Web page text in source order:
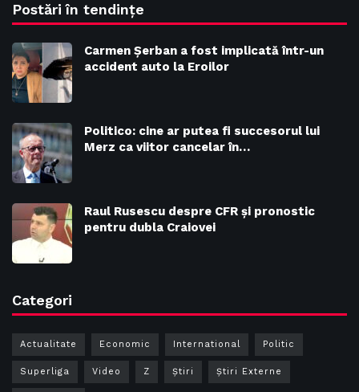
Postări în tendințe
Carmen Șerban a fost implicată într-un
accident auto la Eroilor
Politico: cine ar putea fi succesorul lui
Merz ca viitor cancelar în…
Raul Rusescu despre CFR și pronostic
pentru dubla Craiovei
Categori
Actualitate Economic International Politic
Superliga Video Z Ştiri Știri Externe